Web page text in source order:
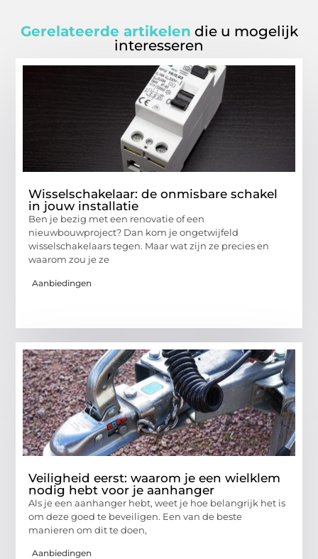
Gerelateerde artikelen die u mogelijk
interesseren
Wisselschakelaar: de onmisbare schakel
in jouw installatie
Ben je bezig met een renovatie of een
nieuwbouwproject? Dan kom je ongetwijfeld
wisselschakelaars tegen. Maar wat zijn ze precies en
waarom zou je ze
Aanbiedingen
Veiligheid eerst: waarom je een wielklem
nodig hebt voor je aanhanger
Als je een aanhanger hebt, weet je hoe belangrijk het is
om deze goed te beveiligen. Een van de beste
manieren om dit te doen,
Aanbiedingen